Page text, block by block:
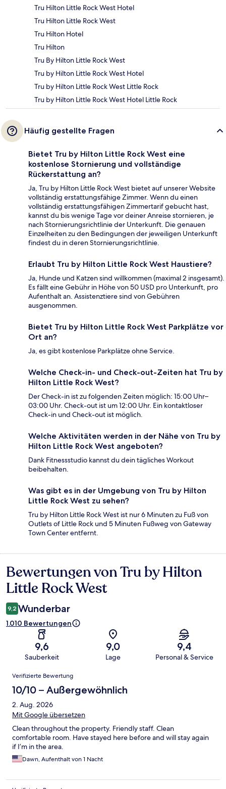
Tru Hilton Little Rock West Hotel
Tru Hilton Little Rock West
Tru Hilton Hotel
Tru Hilton
Tru By Hilton Little Rock West
Tru by Hilton Little Rock West Hotel
Tru by Hilton Little Rock West Little Rock
Tru by Hilton Little Rock West Hotel Little Rock
Häufig gestellte Fragen
Bietet Tru by Hilton Little Rock West eine
kostenlose Stornierung und vollständige
Rückerstattung an?
Ja, Tru by Hilton Little Rock West bietet auf unserer Website
vollständig erstattungsfähige Zimmer. Wenn du einen
vollständig erstattungsfähigen Zimmertarif gebucht hast,
kannst du bis wenige Tage vor deiner Anreise stornieren, je
nach Stornierungsrichtlinie der Unterkunft. Die genauen
Einzelheiten zu den Bedingungen der jeweiligen Unterkunft
findest du in deren Stornierungsrichtlinie.
Erlaubt Tru by Hilton Little Rock West Haustiere?
Ja, Hunde und Katzen sind willkommen (maximal 2 insgesamt).
Es fällt eine Gebühr in Höhe von 50 USD pro Unterkunft, pro
Aufenthalt an. Assistenztiere sind von Gebühren
ausgenommen.
Bietet Tru by Hilton Little Rock West Parkplätze vor
Ort an?
Ja, es gibt kostenlose Parkplätze ohne Service.
Welche Check-in- und Check-out-Zeiten hat Tru by
Hilton Little Rock West?
Der Check-in ist zu folgenden Zeiten möglich: 15:00 Uhr–
03:00 Uhr. Check-out ist um 12:00 Uhr. Ein kontaktloser
Check-in und Check-out ist möglich.
Welche Aktivitäten werden in der Nähe von Tru by
Hilton Little Rock West angeboten?
Dank Fitnessstudio kannst du dein tägliches Workout
beibehalten.
Was gibt es in der Umgebung von Tru by Hilton
Little Rock West zu sehen?
Tru by Hilton Little Rock West ist nur 6 Minuten zu Fuß von
Outlets of Little Rock und 5 Minuten Fußweg von Gateway
Town Center entfernt.
Bewertungen
Bewertungen von Tru by Hilton
Little Rock West
9,2 Wunderbar
1.010 Bewertungen
9,6
Sauberkeit
9,0
Lage
9,4
Personal & Service
Bewertungen
Verifizierte Bewertung
10/10 – Außergewöhnlich
2. Aug. 2026
Mit Google übersetzen
Clean throughout the property. Friendly staff. Clean
comfortable room. Have stayed here before and will stay again
if I’m in the area.
Dawn, Aufenthalt von 1 Nacht